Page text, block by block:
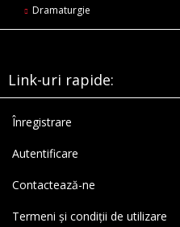
Dramaturgie
Link-uri rapide:
Înregistrare
Autentificare
Contactează-ne
Termeni și condiții de utilizare